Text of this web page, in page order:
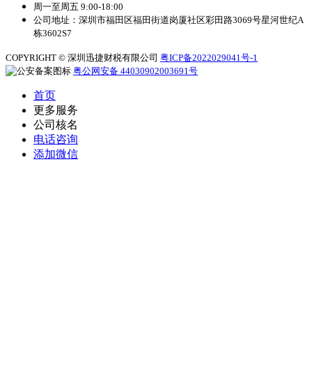
周一至周五 9:00-18:00
公司地址：深圳市福田区福田街道岗厦社区彩田路3069号星河世纪A
栋3602S7
COPYRIGHT © 深圳迅捷财税有限公司 粤ICP备2022029041号-1
粤公网安备 44030902003691号
首页
更多服务
公司核名
电话咨询
添加微信